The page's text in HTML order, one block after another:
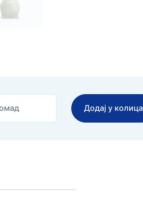
Додај у колица